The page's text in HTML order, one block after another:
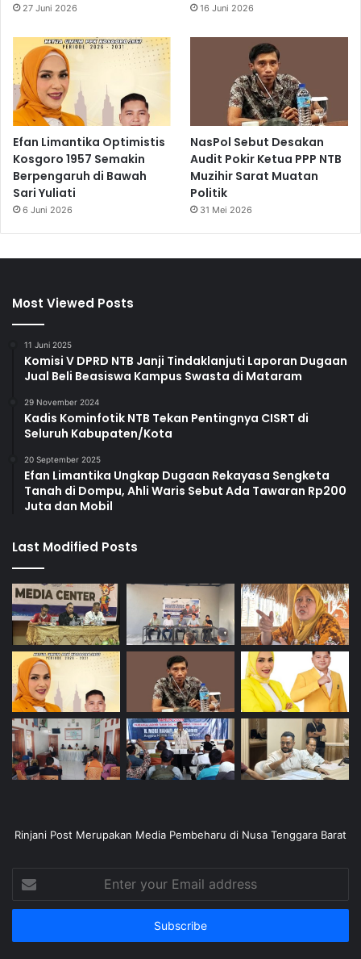
27 Juni 2026 16 Juni 2026
Efan Limantika Optimistis
Kosgoro 1957 Semakin
Berpengaruh di Bawah
Sari Yuliati
6 Juni 2026
NasPol Sebut Desakan
Audit Pokir Ketua PPP NTB
Muzihir Sarat Muatan
Politik
31 Mei 2026
Most Viewed Posts
11 Juni 2025
Komisi V DPRD NTB Janji Tindaklanjuti Laporan Dugaan
Jual Beli Beasiswa Kampus Swasta di Mataram
29 November 2024
Kadis Kominfotik NTB Tekan Pentingnya CISRT di
Seluruh Kabupaten/Kota
20 September 2025
Efan Limantika Ungkap Dugaan Rekayasa Sengketa
Tanah di Dompu, Ahli Waris Sebut Ada Tawaran Rp200
Juta dan Mobil
Last Modified Posts
Rinjani Post Merupakan Media Pembeharu di Nusa Tenggara Barat
your
Email